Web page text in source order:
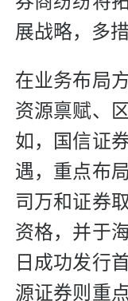
展战略，多
在业务布局
资源禀赋、
如，国信证
遇，重点布
司万和证券
资格，并于
日成功发行
源证券则重